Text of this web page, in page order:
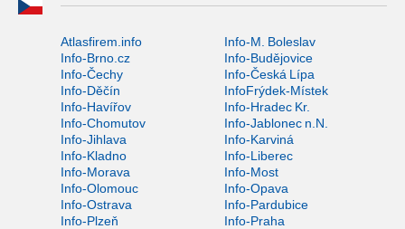
Atlasfirem.info
Info-M. Boleslav
Info-Brno.cz
Info-Budějovice
Info-Čechy
Info-Česká Lípa
Info-Děčín
InfoFrýdek-Místek
Info-Havířov
Info-Hradec Kr.
Info-Chomutov
Info-Jablonec n.N.
Info-Jihlava
Info-Karviná
Info-Kladno
Info-Liberec
Info-Morava
Info-Most
Info-Olomouc
Info-Opava
Info-Ostrava
Info-Pardubice
Info-Plzeň
Info-Praha